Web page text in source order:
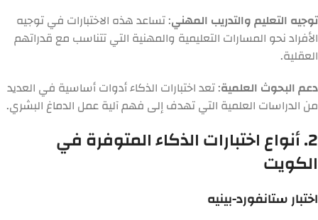
توجيه التعليم والتدريب المهني: تساعد هذه الاختبارات في توجيه
الأفراد نحو المسارات التعليمية والمهنية التي تتناسب مع قدراتهم
العقلية.
دعم البحوث العلمية: تعد اختبارات الذكاء أدوات أساسية في العديد
من الدراسات العلمية التي تهدف إلى فهم آلية عمل الدماغ البشري.
2. أنواع اختبارات الذكاء المتوفرة في
الكويت
اختبار ستانفورد-بينيه